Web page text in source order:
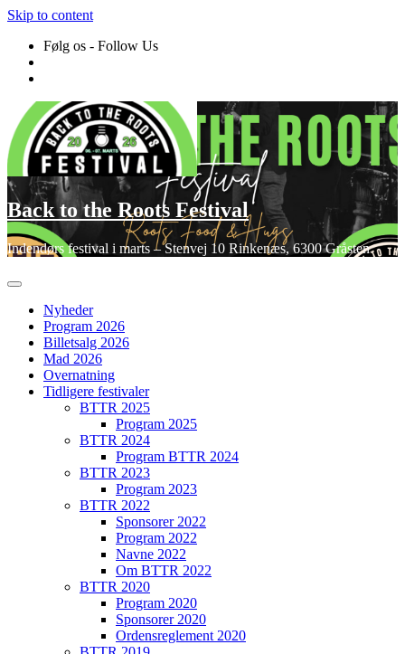
Skip to content
Følg os - Follow Us
Back to the Roots Festival
Indendørs festival i marts – Stenvej 10 Rinkenæs, 6300 Gråsten
Nyheder
Program 2026
Billetsalg 2026
Mad 2026
Overnatning
Tidligere festivaler
BTTR 2025
Program 2025
BTTR 2024
Program BTTR 2024
BTTR 2023
Program 2023
BTTR 2022
Sponsorer 2022
Program 2022
Navne 2022
Om BTTR 2022
BTTR 2020
Program 2020
Sponsorer 2020
Ordensreglement 2020